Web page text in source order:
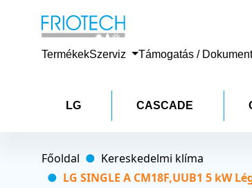
TermékekSzerviz Támogatás /
LG CASCADE
Főoldal
Kereskedelmi klíma
LG SINGLE A CM18F,UUB1 5